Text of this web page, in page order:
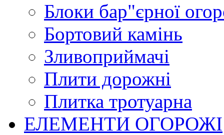
Блоки бар"єрної
Бортовий камінь
Зливоприймачі
Плити дорожні
Плитка тротуарна
ЕЛЕМЕНТИ ОГОРОЖІ